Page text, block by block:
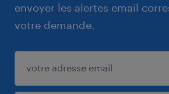
envoyer les alertes email
votre demande.